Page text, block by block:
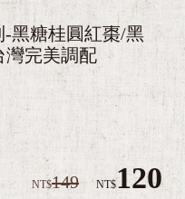
黑糖桂圓紅棗/黑
灣完美調配
NT$149 NT$120